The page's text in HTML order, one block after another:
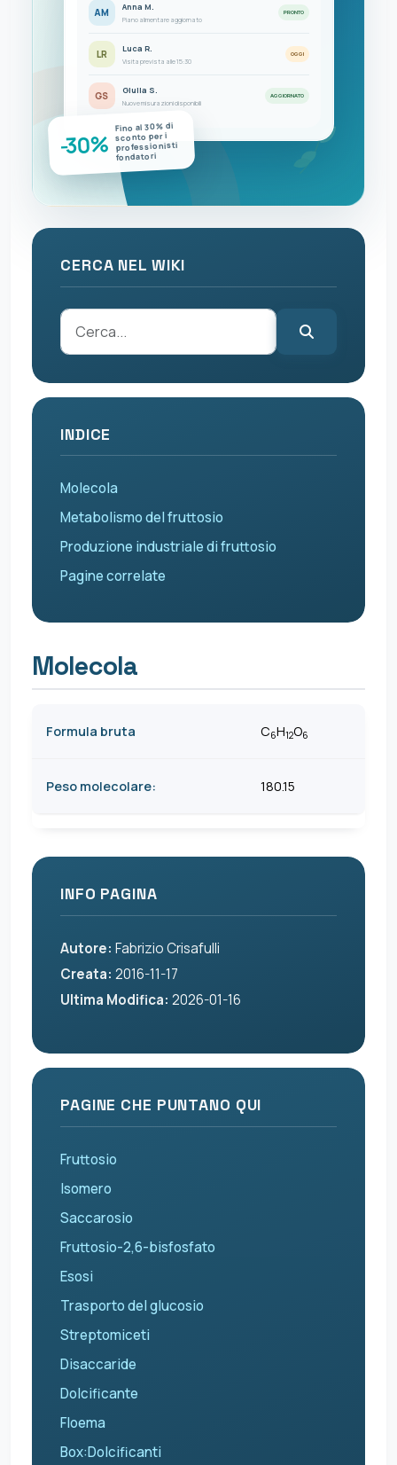
AM Anna M.
Piano alimentare aggiornato
PRONTO
LR Luca R.
Visita prevista alle 15:30
OGGI
GS Giulia S.
Nuove misurazioni disponibili
AGGIORNATO
-30%
Fino al 30% di
sconto per i
professionisti
fondatori
CERCA NEL WIKI
INDICE
Molecola
Metabolismo del fruttosio
Produzione industriale di fruttosio
Pagine correlate
Molecola
Formula bruta C6H12O6
Peso molecolare: 180.15
INFO PAGINA
Autore: Fabrizio Crisafulli
Creata: 2016-11-17
Ultima Modifica: 2026-01-16
PAGINE CHE PUNTANO QUI
Fruttosio
Isomero
Saccarosio
Fruttosio-2,6-bisfosfato
Esosi
Trasporto del glucosio
Streptomiceti
Disaccaride
Dolcificante
Floema
Box:Dolcificanti